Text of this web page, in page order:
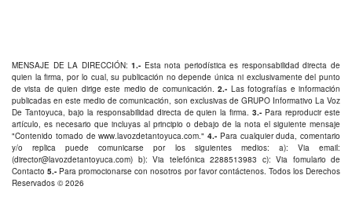
MENSAJE DE LA DIRECCIÓN:1.- Esta nota periodística es responsabilidad directa de
quien la firma, por lo cual, su publicación no depende única ni exclusivamente del punto
de vista de quien dirige este medio de comunicación.2.- Las fotografías e información
publicadas en este medio de comunicación, son exclusivas de GRUPO Informativo La Voz
De Tantoyuca, bajo la responsabilidad directa de quien la firma.3.- Para reproducir este
artículo, es necesario que incluyas al principio o debajo de la nota el siguiente mensaje
"Contenido tomado dewww.lavozdetantoyuca.com ." 4.- Para cualquier duda, comentario
y/o replica puede comunicarse por los siguientes medios: a): Via email:
(director@lavozdetantoyuca.com) b): Via telefónica 2288513983 c): Via fomulario de
Contacto 5.- Para promocionarse con nosotros por favorcontáctenos. Todos los Derechos
Reservados © 2026